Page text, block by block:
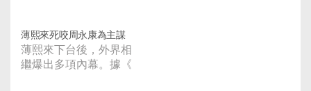
薄熙來死咬周永康為主謀
薄熙來下台後，外界相
繼爆出多項內幕。據《